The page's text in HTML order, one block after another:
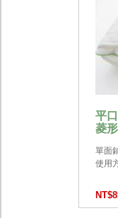
平
菱形
單面
使用